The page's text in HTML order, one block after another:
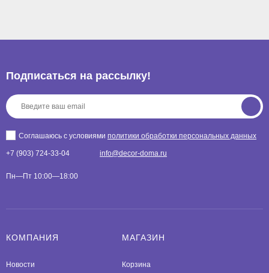
Подписаться на рассылкy!
Соглашаюсь с условиями политики обработки персональных данных
+7 (903) 724-33-04 info@decor-doma.ru
Пн—Пт 10:00—18:00
КОМПАНИЯ
Новости
МАГАЗИН
Корзина